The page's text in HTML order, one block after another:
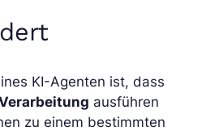
KI-Agenten ist, dass
ausführen
zu einem bestimmten